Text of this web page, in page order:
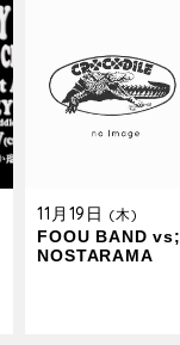
11月19日 (木)
FOOU BAND vs;
NOSTARAMA